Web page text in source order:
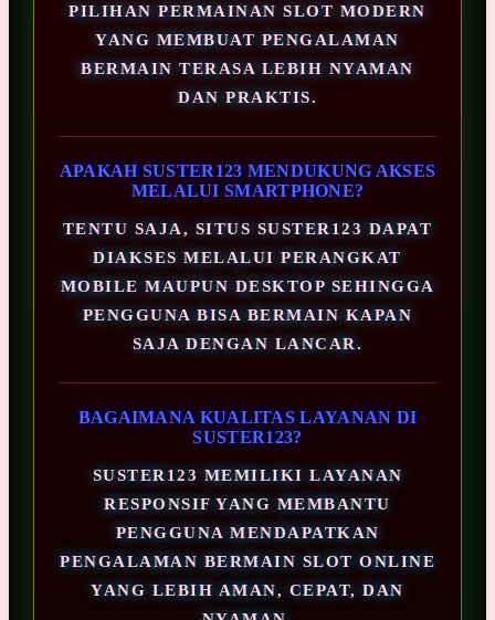
PILIHAN PERMAINAN SLOT MODERN
YANG MEMBUAT PENGALAMAN
BERMAIN TERASA LEBIH NYAMAN
DAN PRAKTIS.
APAKAH SUSTER123 MENDUKUNG AKSES
MELALUI SMARTPHONE?
TENTU SAJA, SITUS SUSTER123 DAPAT
DIAKSES MELALUI PERANGKAT
MOBILE MAUPUN DESKTOP SEHINGGA
PENGGUNA BISA BERMAIN KAPAN
SAJA DENGAN LANCAR.
BAGAIMANA KUALITAS LAYANAN DI
SUSTER123?
SUSTER123 MEMILIKI LAYANAN
RESPONSIF YANG MEMBANTU
PENGGUNA MENDAPATKAN
PENGALAMAN BERMAIN SLOT ONLINE
YANG LEBIH AMAN, CEPAT, DAN